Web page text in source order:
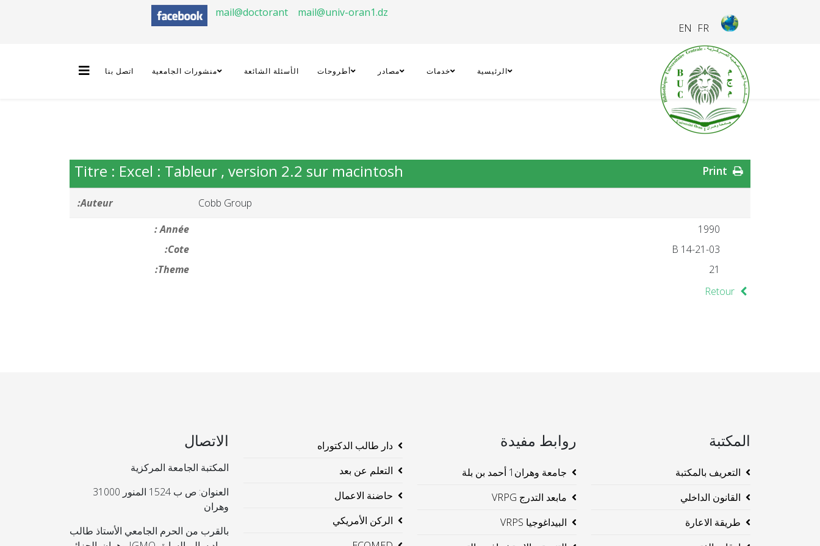
FR
EN
mail@doctorant mail@univ-oran1.dz
الرئيسية خدمات مصادر أطروحات الأسئلة الشائعة منشورات الجامعية اتصل بنا
Titre : Excel : Tableur , version 2.2 sur macintosh
Auteur:
Cobb Group
Année :
1990
Cote:
21-03-B 14
Theme:
21
Retour
المكتبة
التعريف بالمكتبة
القانون الداخلي
طريقة الاعارة
روابط مفيدة
جامعة وهران1 أحمد بن بلة
مابعد التدرج VRPG
البيداغوجيا VRPS
دار طالب الدكتوراه
التعلم عن بعد
حاضنة الاعمال
الركن الأمريكي
الاتصال
المكتبة الجامعة المركزية
العنوان: ص ب 1524 المنور 31000
وهران
بالقرب من الحرم الجامعي الأستاذ طالب